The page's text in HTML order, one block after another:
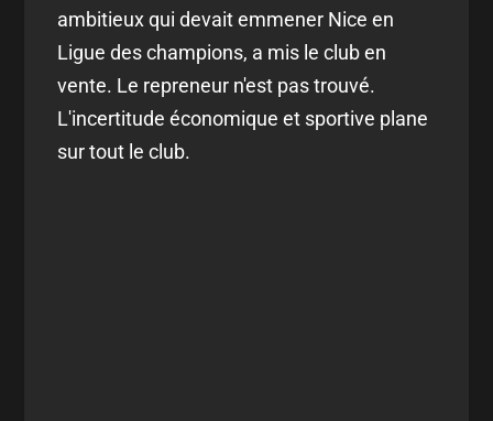
ambitieux qui devait emmener Nice en
Ligue des champions, a mis le club en
vente. Le repreneur n'est pas trouvé.
L'incertitude économique et sportive plane
sur tout le club.